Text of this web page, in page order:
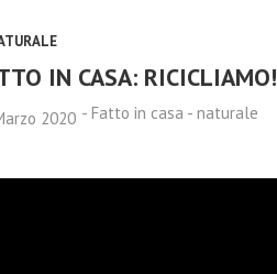
IN CASA: RICICLIAMO!
2020 - Fatto in casa - naturale